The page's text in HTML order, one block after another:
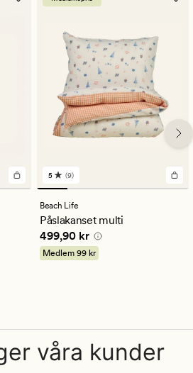
9
omdömen
med
ett
genomsnittligt
betyg
på
5
5 (9)
Beach Life
Påslakanset multi
Pris 499,90 kr
499,90 kr
Medlem 99 kr
våra kunder